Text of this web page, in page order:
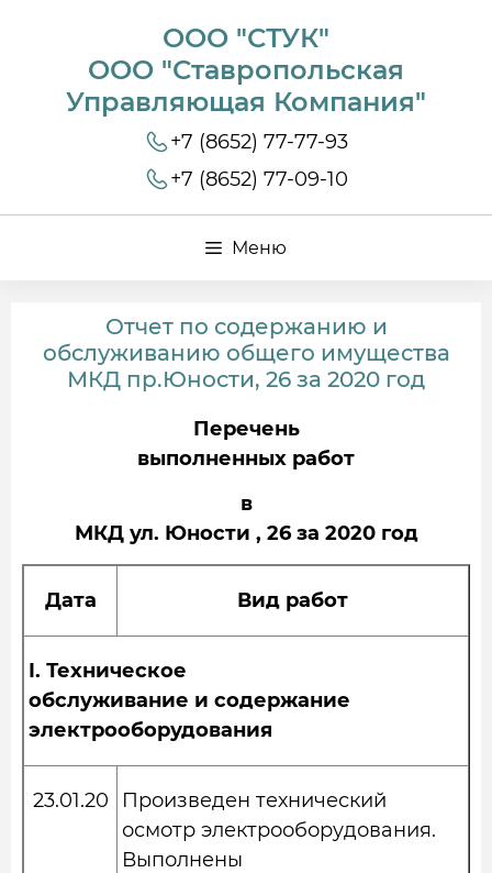
ООО "СТУК"
ООО "Ставропольская
Управляющая Компания"
+7 (8652) 77-77-93
+7 (8652) 77-09-10
Меню
Отчет по содержанию и
обслуживанию общего имущества
МКД пр.Юности, 26 за 2020 год
Перечень
выполненных работ
в
МКД ул. Юности , 26 за 2020 год
Дата Вид работ
I. Техническое
обслуживание и содержание
электрооборудования
23.01.20
Произведен технический
осмотр электрооборудования.
Выполнены